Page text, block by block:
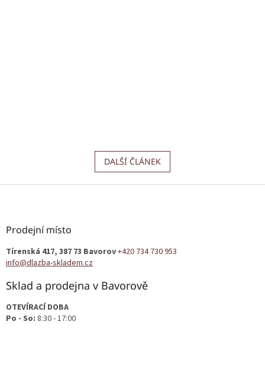
DALŠÍ ČLÁNEK
Z
Prodejní místo
Tírenská 417, 387 73 Bavorov+420 734 730 953
info@dlazba-skladem.cz
Sklad a prodejna v Bavorově
OTEVÍRACÍ DOBA
Po - So: 8:30 - 17:00